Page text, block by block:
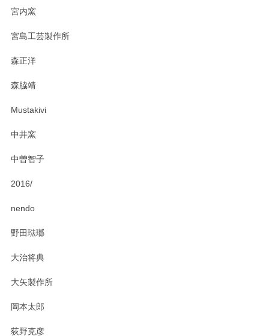
宮内窯
宮島工芸製作所
森正洋
森脇靖
Mustakivi
中井窯
中曽智子
2016/
nendo
野田琺瑯
大治将典
大矢製作所
岡本太郎
荻野克彦